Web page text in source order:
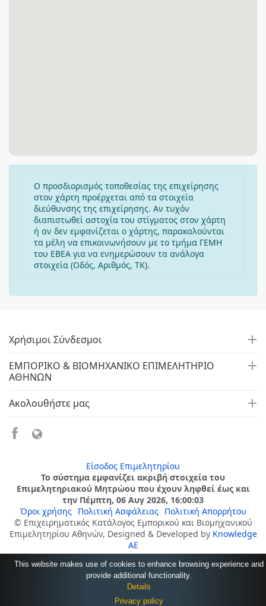
Ο προσδιορισμός τοποθεσίας της επιχείρησης
στον χάρτη προέρχεται από τα στοιχεία
διεύθυνσης της επιχείρησης. Αν τυχόν
διαπιστωθεί αστοχία του στίγματος στον χάρτη
ή αν δεν εμφανίζεται ο χάρτης, παρακαλούνται
τα μέλη να επικοινωνήσουν με το τμήμα ΓΕΜΗ
του ΕΒΕΑ για να ενημερώσουν τα ανάλογα
στοιχεία (Οδός, Αριθμός, ΤΚ).
Χρήσιμοι Σύνδεσμοι
ΕΜΠΟΡΙΚΟ & ΒΙΟΜΗΧΑΝΙΚΟ ΕΠΙΜΕΛΗΤΗΡΙΟ
ΑΘΗΝΩΝ
Ακολουθήστε μας
Είσοδος Επιμελητηρίου
Το σύστημα εμφανίζει ακριβή στοιχεία του
Επιμελητηριακού Μητρώου που έχουν ληφθεί έως και
την Πέμπτη, 06 Αυγ 2026, 16:00:03
Όροι χρήσης
Πολιτική Ασφάλειας
Πολιτική Απορρήτου
© Επιχειρηματικός Κατάλογος Εμπορικού και Βιομηχανικού
Επιμελητηρίου Αθηνών, Designed & Developed by Knowledge
AE
This website makes use of cookies to enhance browsing experience and
provide additional functionality.
Details
Privacy policy